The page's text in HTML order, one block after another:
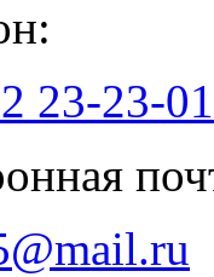
23-23-01